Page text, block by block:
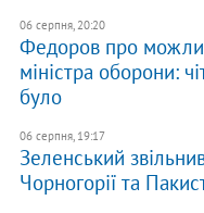
06 серпня, 20:20
Федоров про
міністра оборони:
було
06 серпня, 19:17
Зеленський
Чорногорії та